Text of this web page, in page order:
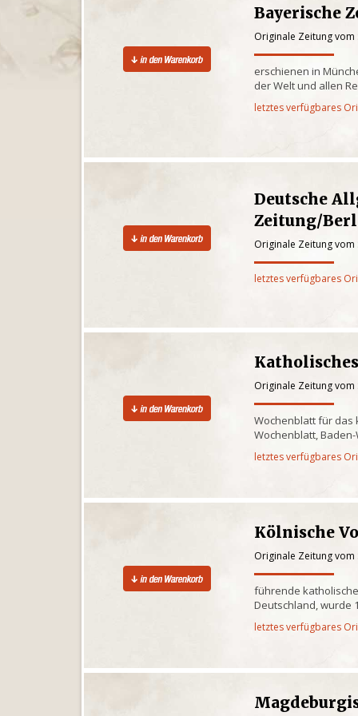
Bayerische
Originale Zeitung vom
erschienen in
der Welt und allen
letztes verfügbares
Deutsche
Zeitung/
Originale Zeitung vom
letztes verfügbares
Originale Zeitung vom
Wochenblatt für das
Wochenblatt,
letztes verfügbares
Kölnische
Originale Zeitung vom
führende
Deutschland, wurde
letztes verfügbares